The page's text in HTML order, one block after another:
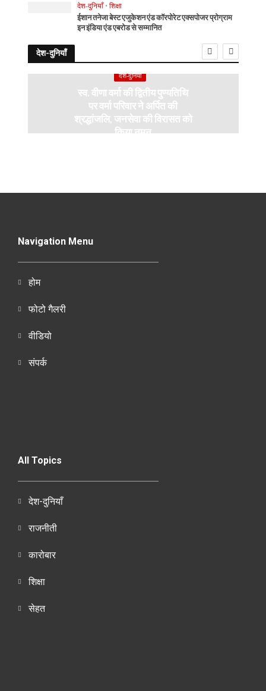
देश-दुनियाँ • शिक्षा
ईशान तनेजा बेस्ट एजुकेशन एंड कॉरपोरेट एक्सपोजर प्रोग्राम
इन इंडिया एंड एबरोड से सम्मानित
देश-दुनियाँ
देश-दुनियाँ
स्व. वीणा वर्मा की द्वितीय पुण्यतिथि
पर वर्मा परिवार ने अर्पित की
श्रद्धांजलि, जनसेवा की विरासत को
किया नमन
Navigation Menu
होम
फोटो गैलरी
वीडियो
संपर्क
All Topics
देश-दुनियाँ
राजनीती
कारोबार
शिक्षा
सेहत